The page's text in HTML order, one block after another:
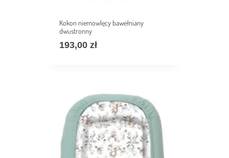
Kokon niemowlęcy bawełniany
dwustronny
193,00 zł